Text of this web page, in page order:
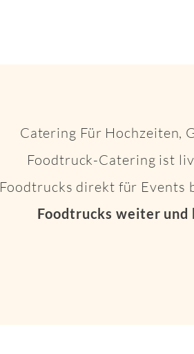
Catering Für Hochzeiten,
Foodtruck-Catering ist
Foodtrucks direkt für Events
Foodtrucks weiter und